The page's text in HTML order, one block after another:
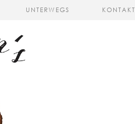
UNTERWEGS KONTAKT